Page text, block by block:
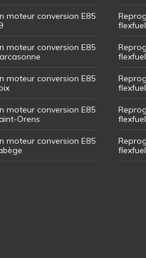
moteur conversion E85
moteur conversion E85
moteur conversion E85
moteur conversion E85
Orens
moteur conversion E85